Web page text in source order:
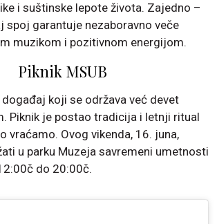
i suštinske lepote života. Zajedno –
spoj garantuje nezaboravno veče
muzikom i pozitivnom energijom.
Piknik MSUB
koji se održava već devet
Piknik je postao tradicija i letnji ritual
vraćamo. Ovog vikenda, 16. juna,
u parku Muzeja savremeni umetnosti
do 20:00č.